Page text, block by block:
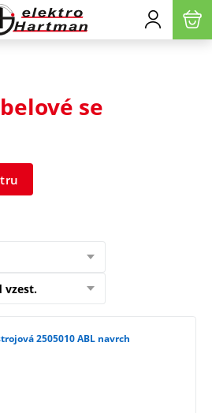
se
vzest.
2505010 ABL navrch